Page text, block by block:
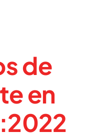
de
en